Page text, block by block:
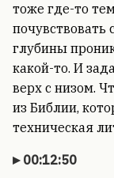
тоже где-то
почувствовать
глубины
какой-то. И
верх с низом.
из Библии,
техническая
00:12:50